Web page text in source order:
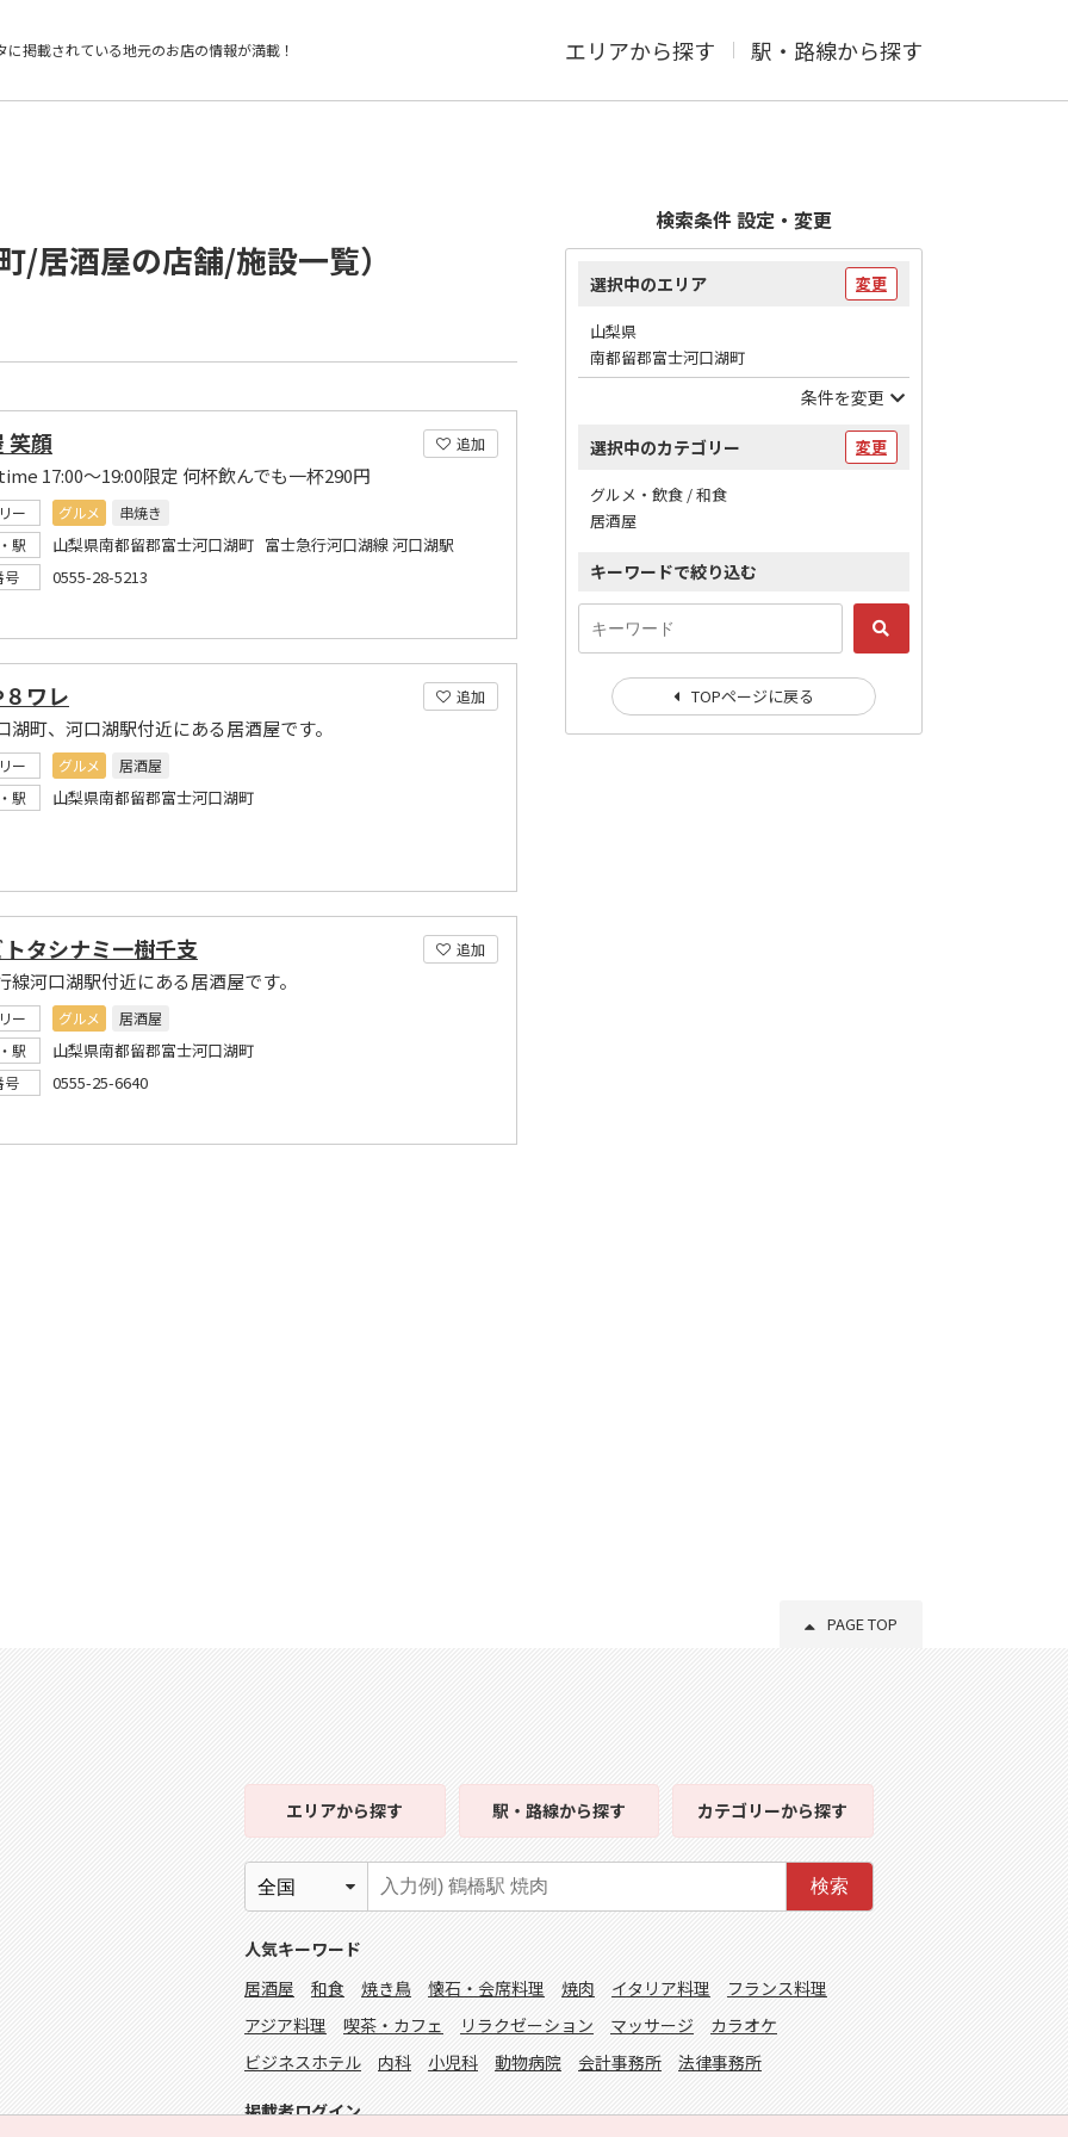
に掲載されている地元のお店の情報が満載！ エリアから探す 駅・路線から探す
/居酒屋の店舗/施設一覧）
追加
笑顔
17:00～19:00限定 何杯飲んでも一杯290円
ー グルメ
串焼き
駅
山梨県南都留郡富士河口湖町 富士急行河口湖線 河口湖駅
号 0555-28-5213
追加
ワレ
湖町、河口湖駅付近にある居酒屋です。
ー グルメ
居酒屋
駅
山梨県南都留郡富士河口湖町
追加
タシナミ一樹千支
線河口湖駅付近にある居酒屋です。
ー グルメ
居酒屋
駅
山梨県南都留郡富士河口湖町
号 0555-25-6640
検索条件 設定・変更
選択中のエリア 変更
山梨県
南都留郡富士河口湖町
条件を変更
選択中のカテゴリー 変更
グルメ・飲食 / 和食
居酒屋
キーワードで絞り込む
TOPページに戻る
PAGE TOP
エリアから探す 駅・路線から探す カテゴリーから探す
検索
人気キーワード
居酒屋
和食 焼き鳥 懐石・会席料理 焼肉 イタリア料理
フランス料理
アジア料理
喫茶・カフェ リラクゼーション マッサージ
カラオケ
ビジネスホテル
内科 小児科 動物病院 会計事務所 法律事務所
掲載者ログイン